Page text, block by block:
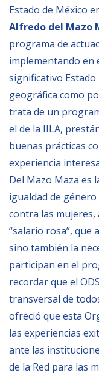
EUROsociAL
EL PAcCTO
EUROFRONT
COPOLAD III
AL-INVEST
MEDIOS
Fotos
Vídeos
Audios
BIBLIOTECA
Biblioteca
Publicaciones
Estado de México
Alfredo del Mazo
programa de
implementando en
significativo
geográfica como
trata de un
el de la IILA,
buenas prácticas
experiencia
Del Mazo Maza es
igualdad de
contra las mujeres,
“salario rosa”, que
sino también la
participan en el
recordar que el
transversal de
ofreció que esta
las experiencias
ante las
de la Red para las